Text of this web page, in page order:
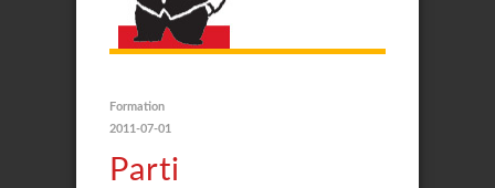
Formation
2011-07-01
Parti